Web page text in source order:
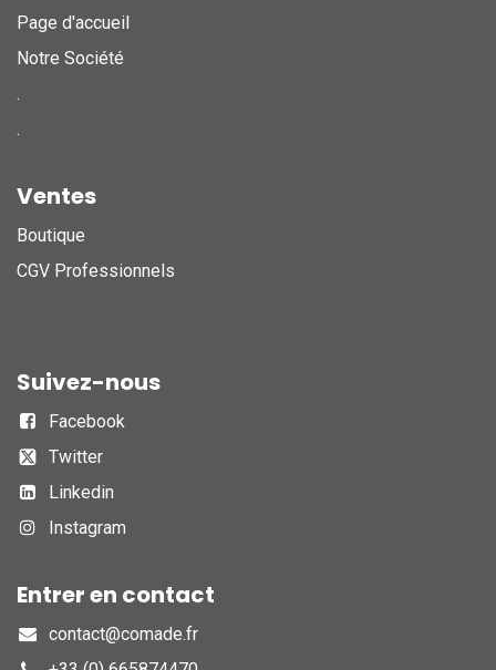
Page d'accueil
Notre Société
.
.
Ventes
Boutique
CGV Professionnels
Suivez-nous
Facebook
Twitter
Linkedin
Instagram
Entrer en contact
contact@comade.fr